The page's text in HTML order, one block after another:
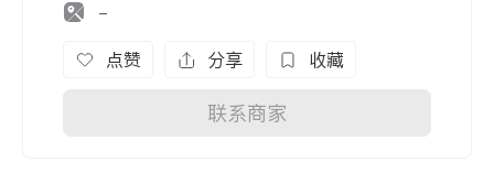
-
点赞 分享 收藏
联系商家